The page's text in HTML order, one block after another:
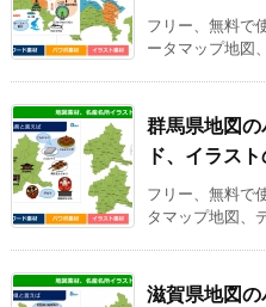
フリー、無料で
ータマップ地図
群馬県地図
ド、イラス
フリー、無料で
タマップ地図、
滋賀県地図